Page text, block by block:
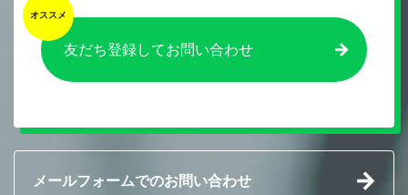
友だち登録してお問い合わせ
メールフォームでのお問い合わせ